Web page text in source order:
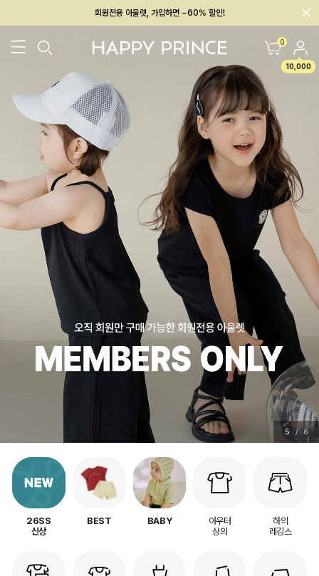
회원전용 아울렛, 가입하면 ~60% 할인!
멤버십 최대 28,000원 혜택 0
10,000
26SS 신상 BEST BABY[6~12M] 아우터/상의 하의/레깅스
5 / 6
26SS
신상
BEST BABY
아우터
상의
하의
레깅스